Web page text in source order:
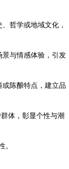
、哲学或地域文化，
景与情感体验，引发
或陈酿特点，建立品
群体，彰显个性与潮
。